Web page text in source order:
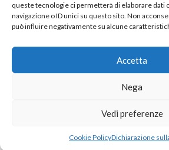
queste tecnologie ci permetterà di elaborare dati
navigazione o ID unici su questo sito. Non
può influire negativamente su alcune
Accetta
Nega
Vedi preferenze
Cookie PolicyDichiarazione
CONTATTI NEWSLETTER PRESS
COOKIE POLICY